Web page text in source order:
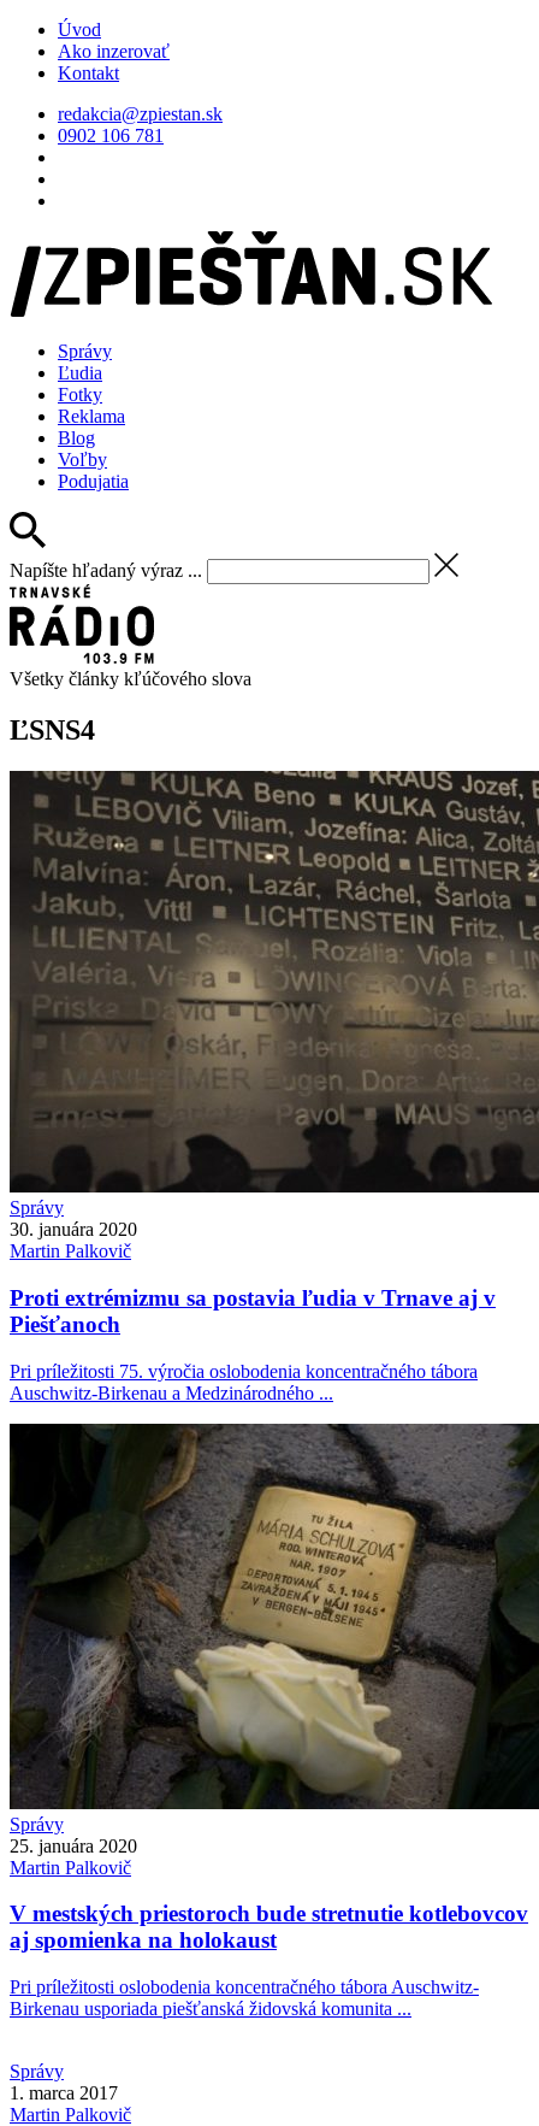
Úvod
Ako inzerovať
Kontakt
redakcia@zpiestan.sk
0902 106 781
Správy
Ľudia
Fotky
Reklama
Blog
Voľby
Podujatia
Napíšte hľadaný výraz ...
Všetky články kľúčového slova
ĽSNS4
Správy
30. januára 2020
Martin Palkovič
Proti extrémizmu sa postavia ľudia v Trnave aj v
Piešťanoch
Pri príležitosti 75. výročia oslobodenia koncentračného tábora
Auschwitz-Birkenau a Medzinárodného ...
Správy
25. januára 2020
Martin Palkovič
V mestských priestoroch bude stretnutie kotlebovcov
aj spomienka na holokaust
Pri príležitosti oslobodenia koncentračného tábora Auschwitz-
Birkenau usporiada piešťanská židovská komunita ...
Správy
1. marca 2017
Martin Palkovič